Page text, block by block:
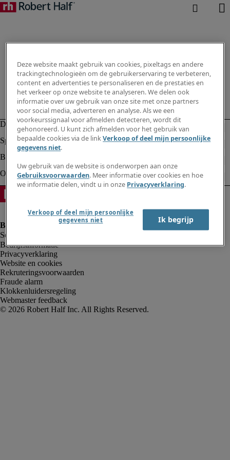
Bedrijfsinformatie
Privacyverklaring
Website en cookies
Rekruteringsvoorwaarden
Fraude alarm
Klokkenluidersregeling
Webmaster feedback
Deze website maakt gebruik van cookies, pixeltags en andere
trackingtechnologieën om de gebruikerservaring te verbeteren,
content en advertenties te personaliseren en de prestaties en
het verkeer op onze website te analyseren. We delen ook
informatie over uw gebruik van onze site met onze partners
voor social media, adverteren en analyse. Als we een
voorkeurssignaal voor afmelden detecteren, wordt dit
gehonoreerd. U kunt zich afmelden voor het gebruik van
bepaalde cookies via de linkVerkoop of deel mijn persoonlijke
gegevens niet.
Uw gebruik van de website is onderworpen aan onze
Gebruiksvoorwaarden. Meer informatie over cookies en hoe
we informatie delen, vindt u in onze Privacyverklaring.
Verkoop of deel mijn persoonlijke
gegevens niet
Ik begrijp